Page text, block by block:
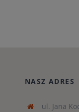
NASZ ADRES
ul. Jana